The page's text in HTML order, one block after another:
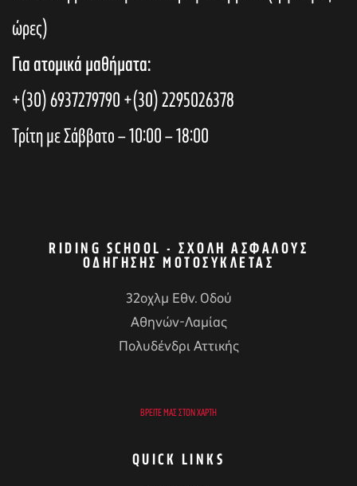
ώρες)
Για ατομικά μαθήματα:
+(30) 6937279790+(30) 2295026378
Τρίτη με Σάββατο – 10:00 – 18:00
RIDING SCHOOL - ΣΧΟΛΉ ΑΣΦΑΛΟΎΣ
ΟΔΉΓΗΣΗΣ ΜΟΤΟΣΥΚΛΈΤΑΣ
32οχλμ Εθν. Οδού
Αθηνών-Λαμίας
Πολυδένδρι Αττικής
ΒΡΕΊΤΕ ΜΑΣ ΣΤΟΝ ΧΆΡΤΗ
QUICK LINKS